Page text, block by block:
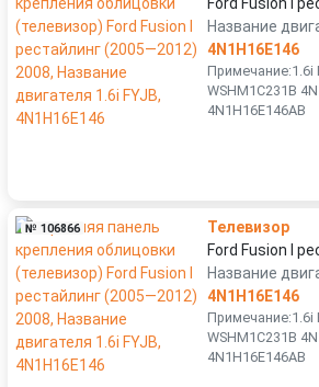
Название
4N1H16E146
Примечание:1.6i
WSHM1C231B
4N1H16E146AB
№ 106866
Телевизор
Ford Fusion I
Название
4N1H16E146
Примечание:1.6i
WSHM1C231B
4N1H16E146AB